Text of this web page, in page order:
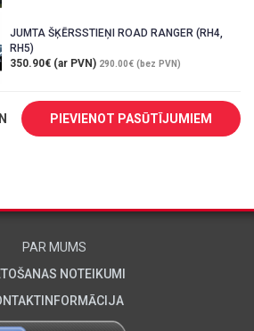
JUMTA ŠĶĒRSSTIEŅI ROAD RANGER (RH4,
RH5)
350.90€ (ar PVN) 290.00€ (bez PVN)
PIEVIENOT PASŪTĪJUMIEM
PAR MUMS
NOTEIKUMI